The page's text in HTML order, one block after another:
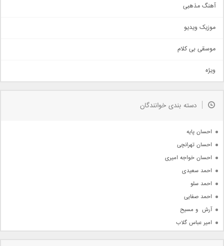
حماسی
سنتی
اهنگ بندرعباسی
دمو
مذهبی
جدیدترین ها
آهنگ مذهبی
موزیک ویدیو
موسقی بی کلام
ویژه
دسته بندی خوانندگان
احسان پایه
احسان تهرانچی
احسان خواجه امیری
احمد سعیدی
احمد سلو
احمد صفایی
آرش  و مسیح
امیر عباس گلاب